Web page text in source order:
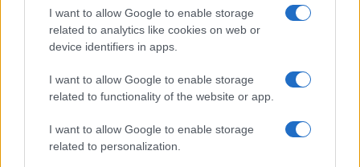
I want to allow Google to enable storage
related to analytics like cookies on web or
device identifiers in apps.
I want to allow Google to enable storage
related to functionality of the website or app.
I want to allow Google to enable storage
related to personalization.
Bejelentés előtt: S9 videó és képek
Bemutatták a Samsung Galaxy S9 és S9+ telefonokat
Itt az első Galaxy S9+ teszt
Galaxy S9 átlátszó hátlappal